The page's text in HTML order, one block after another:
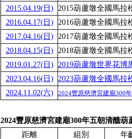
2015.04.19(日)
2015葫蘆墩全國馬拉
2016.04.17(日)
2016葫蘆墩全國馬拉
2017.04.16(日)
2017葫蘆墩全國馬拉
2018.04.15(日)
2018葫蘆墩全國馬拉
2019.01.27(日)
2019葫蘆墩世界花博
2023.04.16(日)
2023葫蘆墩全國馬拉
2024.11.02(六)
2024豐原慈濟宮建廟300
2024豐原慈濟宮建廟300年五朝清醮
距離
組別 年